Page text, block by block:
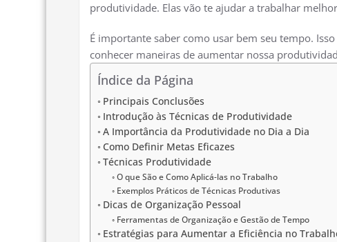
produtividade. Elas vão te ajudar a trabalhar
É importante saber como usar bem seu tempo.
conhecer maneiras de aumentar nossa
Índice da Página
Principais Conclusões
Introdução às Técnicas de Produtividade
A Importância da Produtividade no Dia a Dia
Como Definir Metas Eficazes
Técnicas Produtividade
O que São e Como Aplicá-las no Trabalho
Exemplos Práticos de Técnicas Produtivas
Dicas de Organização Pessoal
Ferramentas de Organização e Gestão de Tempo
Estratégias para Aumentar a Eficiência no